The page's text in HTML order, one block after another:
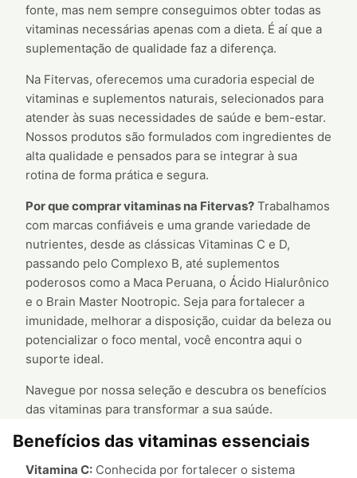
fonte, mas nem sempre conseguimos obter todas as
vitaminas necessárias apenas com a dieta. É aí que a
suplementação de qualidade faz a diferença.
Na Fitervas, oferecemos uma curadoria especial de
vitaminas e suplementos naturais, selecionados para
atender às suas necessidades de saúde e bem-estar.
Nossos produtos são formulados com ingredientes de
alta qualidade e pensados para se integrar à sua
rotina de forma prática e segura.
Por que comprar vitaminas na Fitervas? Trabalhamos
com marcas confiáveis e uma grande variedade de
nutrientes, desde as clássicas Vitaminas C e D,
passando pelo Complexo B, até suplementos
poderosos como a Maca Peruana, o Ácido Hialurônico
e o Brain Master Nootropic. Seja para fortalecer a
imunidade, melhorar a disposição, cuidar da beleza ou
potencializar o foco mental, você encontra aqui o
suporte ideal.
Navegue por nossa seleção e descubra os benefícios
das vitaminas para transformar a sua saúde.
Benefícios das vitaminas essenciais
Vitamina C: Conhecida por fortalecer o sistema